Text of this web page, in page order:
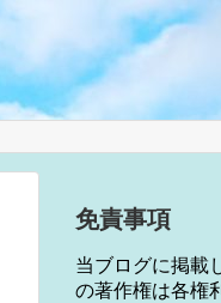
免責事項
当ブログに掲載
の著作権は各権